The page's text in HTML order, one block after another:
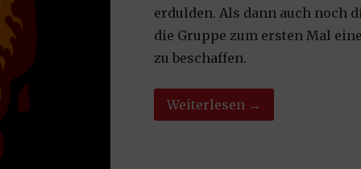
erdulden. Als dann auch noch
die Gruppe zum ersten Mal
zu beschaffen.
Weiterlesen →